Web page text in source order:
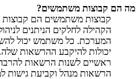
מה הם קבוצות משתמשים?
קבוצות משתמשים הם
הקהילה לחלקים הניתנים
המערכת. כל משתמש יכול
יכולות להיקבע ההרשאות
ראשיים לשנות הרשאות
הרשאות מנהל וקביעת גישות